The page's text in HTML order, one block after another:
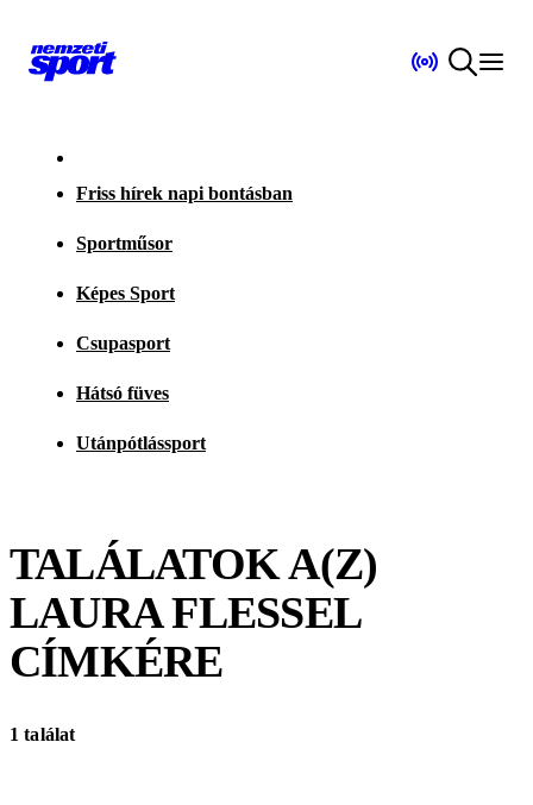
Friss hírek napi bontásban
Sportműsor
Képes Sport
Csupasport
Hátsó füves
Utánpótlássport
TALÁLATOK A(Z)
LAURA FLESSEL
CÍMKÉRE
1 találat